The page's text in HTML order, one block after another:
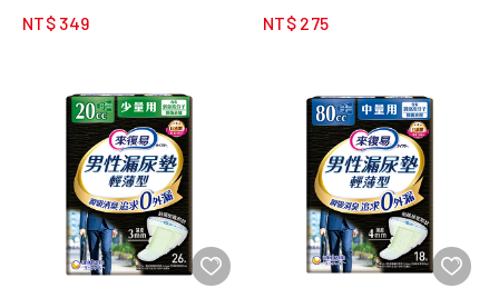
穿脫
NT$ 349 NT$ 275